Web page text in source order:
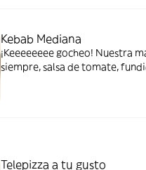
Kebab Mediana
¡Keeeeeeee gocheo! Nuestra
siempre, salsa de tomate,
Telepizza a tu gusto